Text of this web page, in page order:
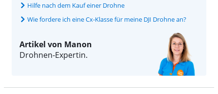
Hilfe nach dem Kauf einer Drohne
Wie fordere ich eine Cx-Klasse für meine DJI Drohne an?
Artikel von Manon
Drohnen-Expertin.